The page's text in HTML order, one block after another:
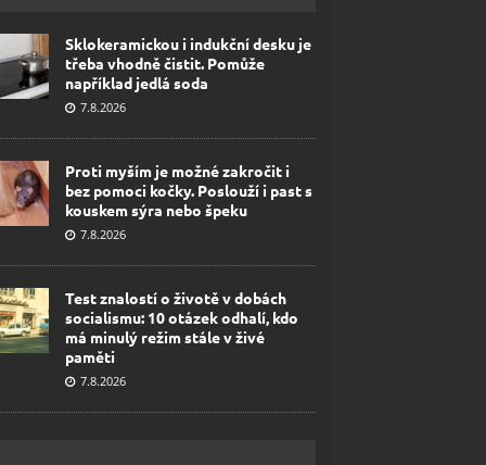
Sklokeramickou i indukční desku je
třeba vhodně čistit. Pomůže
například jedlá soda
7.8.2026
Proti myším je možné zakročit i
bez pomoci kočky. Poslouží i past s
kouskem sýra nebo špeku
7.8.2026
Test znalostí o životě v dobách
socialismu: 10 otázek odhalí, kdo
má minulý režim stále v živé
paměti
7.8.2026